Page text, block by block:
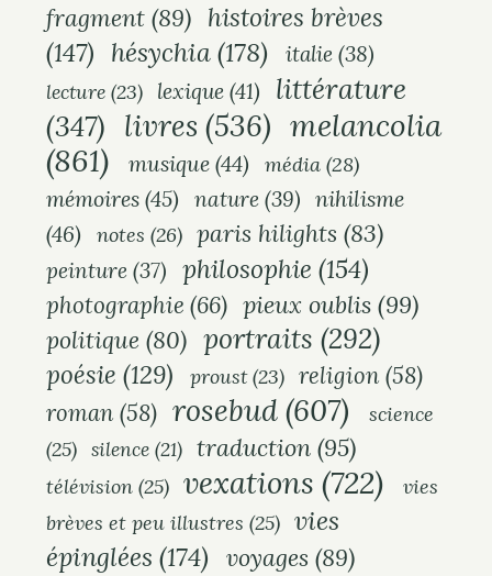
fragment (89) histoires brèves
(147) hésychia (178) italie (38)
lecture (23) lexique(41)
littérature
(347) livres (536) melancolia
(861)
musique (44) média(28)
mémoires (45) nature(39) nihilisme
(46)
notes (26) paris hilights (83)
peinture (37) philosophie (154)
photographie (66) pieux oublis (99)
politique (80) portraits (292)
poésie (129) proust(23) religion (58)
roman (58) rosebud (607)
science
(25) silence(21) traduction(95)
télévision (25) vexations (722)
vies
brèves et peu illustres (25) vies
épinglées (174) voyages (89)